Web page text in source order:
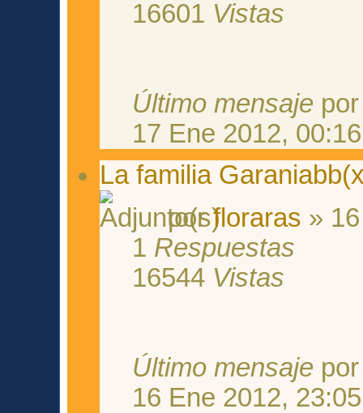
16601 Vistas
Último mensaje
17 Ene 2012, 00:16
La familia
porfloraras »
1 Respuestas
16544 Vistas
Último mensaje
16 Ene 2012, 23:05